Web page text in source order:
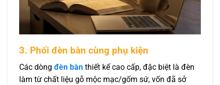
3. Phối đèn bàn cùng phụ kiện
Các dòng đèn bàn thiết kế cao cấp, đặc biệt là đèn
làm từ chất liệu gỗ mộc mạc/gốm sứ, vốn đã sở